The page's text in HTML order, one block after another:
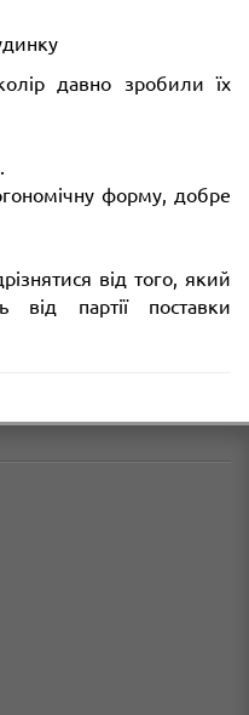
давно зробили їх
форму, добре
від того, який
партії поставки